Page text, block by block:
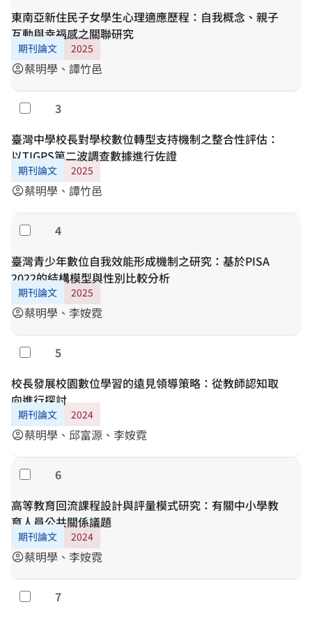
東南亞新住民子女學生心理適應歷程：自我概念、親子
互動與幸福感之關聯研究
期刊論文 2025
account_circle蔡明學、譚竹邑
勾選
3
臺灣中學校長對學校數位轉型支持機制之整合性評估：
以TIGPS第二波調查數據進行佐證
期刊論文 2025
account_circle蔡明學、譚竹邑
勾選
4
臺灣青少年數位自我效能形成機制之研究：基於PISA
2022的結構模型與性別比較分析
期刊論文 2025
account_circle蔡明學、李姲霓
勾選
5
校長發展校園數位學習的遠見領導策略：從教師認知取
向進行探討
期刊論文 2024
account_circle蔡明學、邱富源、李姲霓
勾選
6
高等教育回流課程設計與評量模式研究：有關中小學教
育人員公共關係議題
期刊論文 2024
account_circle蔡明學、李姲霓
勾選
7